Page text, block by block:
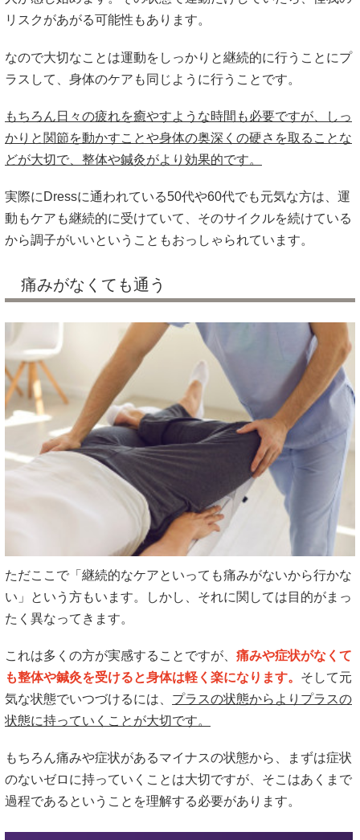
リスクがあがる可能性もあります。
なので大切なことは運動をしっかりと継続的に行うことにプ
ラスして、身体のケアも同じように行うことです。
もちろん日々の疲れを癒やすような時間も必要ですが、しっ
かりと関節を動かすことや身体の奥深くの硬さを取ることな
どが大切で、整体や鍼灸がより効果的です。
実際にDressに通われている50代や60代でも元気な方は、運
動もケアも継続的に受けていて、そのサイクルを続けている
から調子がいいということもおっしゃられています。
痛みがなくても通う
ただここで「継続的なケアといっても痛みがないから行かな
い」という方もいます。しかし、それに関しては目的がまっ
たく異なってきます。
これは多くの方が実感することですが、 痛みや症状がなくて
も整体や鍼灸を受けると身体は軽く楽になります。 そして元
気な状態でいつづけるには、 プラスの状態からよりプラスの
状態に持っていくことが大切です。
もちろん痛みや症状があるマイナスの状態から、まずは症状
のないゼロに持っていくことは大切ですが、そこはあくまで
過程であるということを理解する必要があります。